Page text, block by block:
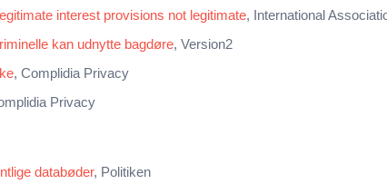
interest provisions not legitimate, International
kan udnytte bagdøre, Version2
, Complidia Privacy
Privacy
databøder, Politiken